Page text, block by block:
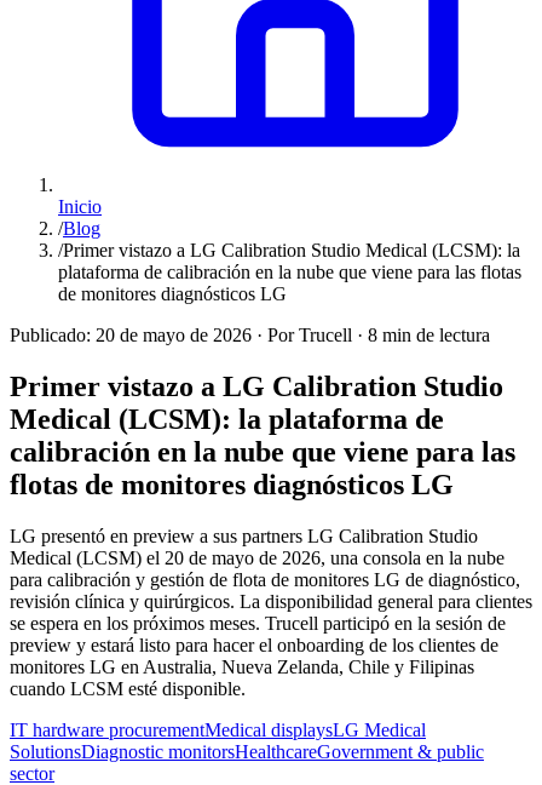
Inicio
/Blog
/Primer vistazo a LG Calibration Studio Medical (LCSM): la
plataforma de calibración en la nube que viene para las flotas
de monitores diagnósticos LG
Publicado: 20 de mayo de 2026 · Por Trucell · 8 min de lectura
Primer vistazo a LG Calibration Studio
Medical (LCSM): la plataforma de
calibración en la nube que viene para las
flotas de monitores diagnósticos LG
LG presentó en preview a sus partners LG Calibration Studio
Medical (LCSM) el 20 de mayo de 2026, una consola en la nube
para calibración y gestión de flota de monitores LG de diagnóstico,
revisión clínica y quirúrgicos. La disponibilidad general para clientes
se espera en los próximos meses. Trucell participó en la sesión de
preview y estará listo para hacer el onboarding de los clientes de
monitores LG en Australia, Nueva Zelanda, Chile y Filipinas
cuando LCSM esté disponible.
IT hardware procurementMedical displaysLG Medical
SolutionsDiagnostic monitorsHealthcareGovernment & public
sector